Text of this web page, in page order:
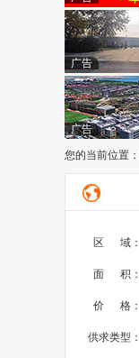
广告
广告
您的当前位置：
区 域：
面 积：
价 格：
供求类型：